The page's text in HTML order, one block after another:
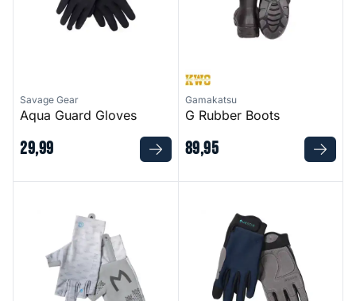
Savage Gear
Aqua Guard Gloves
29,99
Gamakatsu
G Rubber Boots
89,95